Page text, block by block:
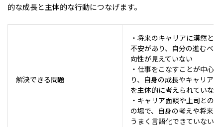
的な成長と主体的な行動につなげます。
解決できる問題
・将来のキャリアに漠然とし
不安があり、自分の進むべき
向性が見えていない
・仕事をこなすことが中心と
り、自身の成長やキャリア形
を主体的に考えられていない
・キャリア面談や上司との対
の場で、自身の考えや将来像
うまく言語化できていない